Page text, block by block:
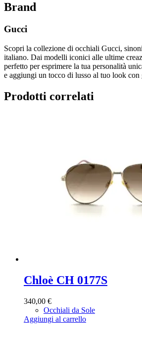
Brand
Gucci
Scopri la collezione di occhiali Gucci,
italiano. Dai modelli iconici alle ultime
perfetto per esprimere la tua personalità
e aggiungi un tocco di lusso al tuo look
Prodotti correlati
Chloè CH 0177S
340,00 €
Occhiali da Sole
Aggiungi al carrello